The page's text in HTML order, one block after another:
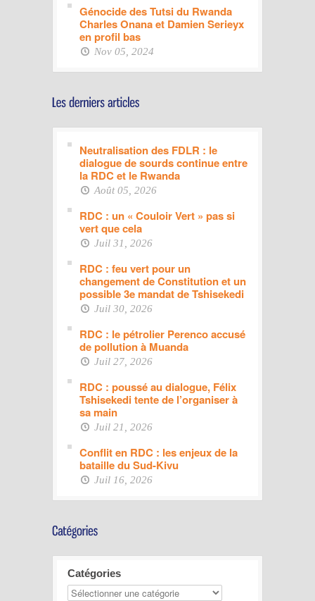
Génocide des Tutsi du Rwanda
Charles Onana et Damien Serieyx
en profil bas
Nov 05, 2024
Neutralisation des FDLR : le
dialogue de sourds continue entre
la RDC et le Rwanda
Août 05, 2026
RDC : un « Couloir Vert » pas si
vert que cela
Juil 31, 2026
RDC : feu vert pour un
changement de Constitution et un
possible 3e mandat de Tshisekedi
Juil 30, 2026
RDC : le pétrolier Perenco accusé
de pollution à Muanda
Juil 27, 2026
RDC : poussé au dialogue, Félix
Tshisekedi tente de l’organiser à
sa main
Juil 21, 2026
Conflit en RDC : les enjeux de la
bataille du Sud-Kivu
Juil 16, 2026
Catégories